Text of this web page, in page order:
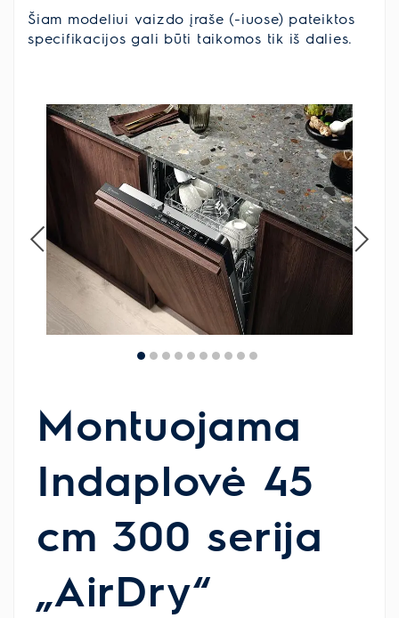
Šiam modeliui vaizdo įraše (-iuose) pateiktos
specifikacijos gali būti taikomos tik iš dalies.
Montuojama
Indaplovė 45
cm 300 serija
„AirDry“